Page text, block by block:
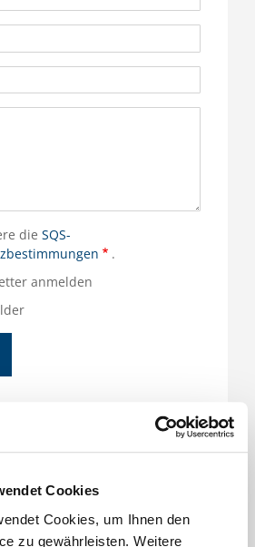
Cookies
Cookies, um Ihnen den
zu gewährleisten. Weitere
die SQS-
.
anmelden
und für Sie da